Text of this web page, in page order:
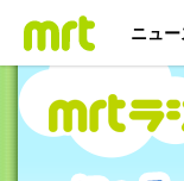
ニュー